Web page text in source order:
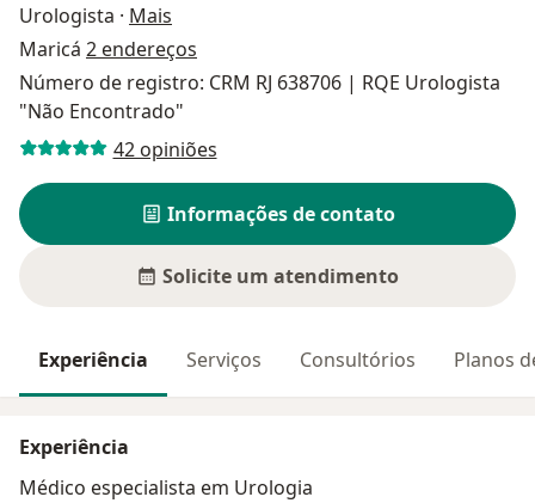
Urologista · Mais
Maricá 2 endereços
Número de registro: CRM RJ 638706 | RQE Urologista
"Não Encontrado"
42 opiniões
Informações de contato
Solicite um atendimento
Experiência Serviços Consultórios Planos
Experiência
Médico especialista em Urologia